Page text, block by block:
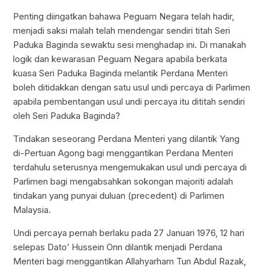
Penting diingatkan bahawa Peguam Negara telah hadir,
menjadi saksi malah telah mendengar sendiri titah Seri
Paduka Baginda sewaktu sesi menghadap ini. Di manakah
logik dan kewarasan Peguam Negara apabila berkata
kuasa Seri Paduka Baginda melantik Perdana Menteri
boleh ditidakkan dengan satu usul undi percaya di Parlimen
apabila pembentangan usul undi percaya itu dititah sendiri
oleh Seri Paduka Baginda?
Tindakan seseorang Perdana Menteri yang dilantik Yang
di-Pertuan Agong bagi menggantikan Perdana Menteri
terdahulu seterusnya mengemukakan usul undi percaya di
Parlimen bagi mengabsahkan sokongan majoriti adalah
tindakan yang punyai duluan (precedent) di Parlimen
Malaysia.
Undi percaya pernah berlaku pada 27 Januari 1976, 12 hari
selepas Dato’ Hussein Onn dilantik menjadi Perdana
Menteri bagi menggantikan Allahyarham Tun Abdul Razak,